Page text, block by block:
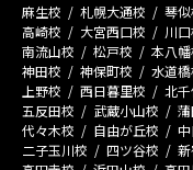
麻生校 札幌大通校 琴
高崎校
大宮西口校 川
南流山校
松戸校 本八幡
神田校
神保町校 水道橋
上野校
西日暮里校 北
五反田校
武蔵小山校
代々木校
自由が丘校
二子玉川校
四ツ谷校